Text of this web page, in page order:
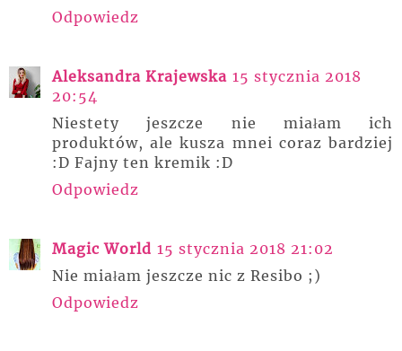
Odpowiedz
Aleksandra Krajewska 15 stycznia 2018
20:54
Niestety jeszcze nie miałam ich
produktów, ale kusza mnei coraz bardziej
:D Fajny ten kremik :D
Odpowiedz
Magic World 15 stycznia 2018 21:02
Nie miałam jeszcze nic z Resibo ;)
Odpowiedz